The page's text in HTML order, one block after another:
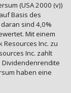
(USA 2000 (v))
Basis des
sind 4,0%
Mit einem
Resources Inc. zu
Inc. zahlt
Dividendenrendite
haben eine